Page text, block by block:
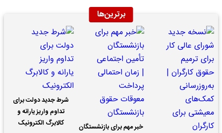
برترین‌ها
خبر مهم برای بازنشستگان
شرط جدید دولت برای
تداوم واریز یارانه و
کالابرگ الکترونیک